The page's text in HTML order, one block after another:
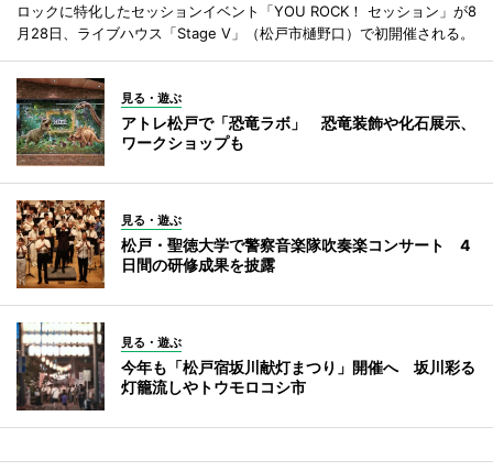
ロックに特化したセッションイベント「YOU ROCK！ セッション」が8
月28日、ライブハウス「Stage V」（松戸市樋野口）で初開催される。
見る・遊ぶ
アトレ松戸で「恐竜ラボ」 恐竜装飾や化石展示、
ワークショップも
見る・遊ぶ
松戸・聖徳大学で警察音楽隊吹奏楽コンサート 4
日間の研修成果を披露
見る・遊ぶ
今年も「松戸宿坂川献灯まつり」開催へ 坂川彩る
灯籠流しやトウモロコシ市